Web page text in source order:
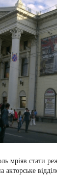
мріяв стати